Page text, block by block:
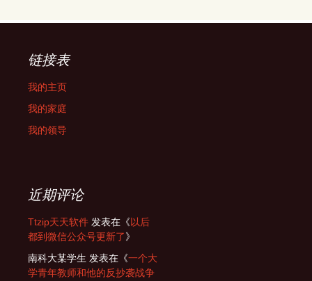
链接表
我的主页
我的家庭
我的领导
近期评论
Ttzip天天软件 发表在《以后
都到微信公众号更新了》
南科大某学生 发表在《一个大
学青年教师和他的反抄袭战争